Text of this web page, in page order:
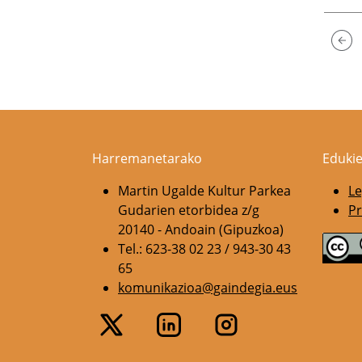
Harremanetarako
Martin Ugalde Kultur Parkea
Gudarien etorbidea z/g
20140 - Andoain (Gipuzkoa)
Tel.: 623-38 02 23 / 943-30 43
65
komunikazioa@gaindegia.eus